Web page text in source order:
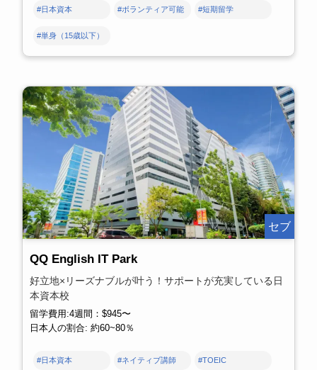
#日本資本 #ボランティア可能 #短期留学
#単身（15歳以下）
セブ
QQ English IT Park
好立地×リーズナブルが叶う！サポートが充実している日
本資本校
留学費用:4週間：$945〜
日本人の割合: 約60~80％
#日本資本 #ネイティブ講師 #TOEIC